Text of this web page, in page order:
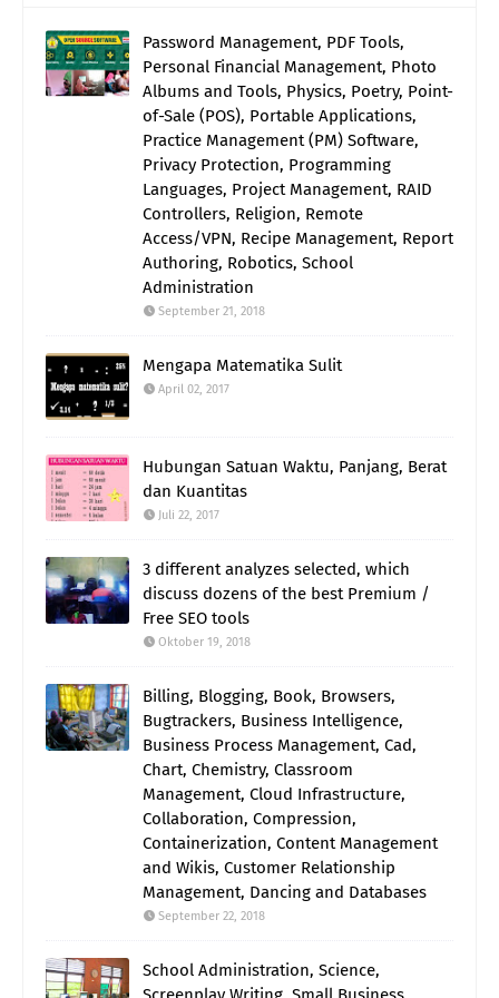
Password Management, PDF Tools,
Personal Financial Management, Photo
Albums and Tools, Physics, Poetry, Point-
of-Sale (POS), Portable Applications,
Practice Management (PM) Software,
Privacy Protection, Programming
Languages, Project Management, RAID
Controllers, Religion, Remote
Access/VPN, Recipe Management, Report
Authoring, Robotics, School
Administration
September 21, 2018
Mengapa Matematika Sulit
April 02, 2017
Hubungan Satuan Waktu, Panjang, Berat
dan Kuantitas
Juli 22, 2017
3 different analyzes selected, which
discuss dozens of the best Premium /
Free SEO tools
Oktober 19, 2018
Billing, Blogging, Book, Browsers,
Bugtrackers, Business Intelligence,
Business Process Management, Cad,
Chart, Chemistry, Classroom
Management, Cloud Infrastructure,
Collaboration, Compression,
Containerization, Content Management
and Wikis, Customer Relationship
Management, Dancing and Databases
September 22, 2018
School Administration, Science,